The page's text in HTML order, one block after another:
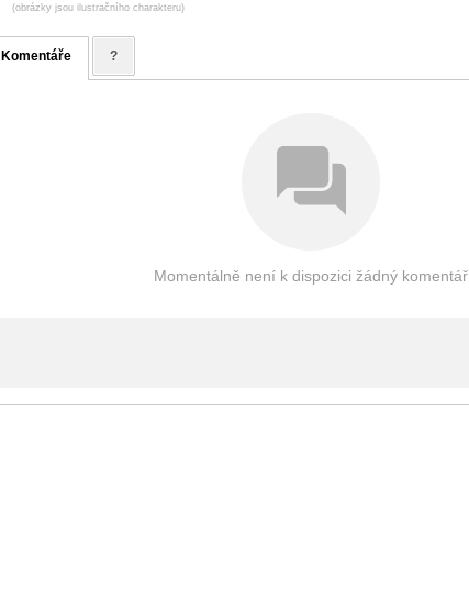
(obrázky jsou ilustračního charakteru)
Komentáře ?
Momentálně není k dispozici žádný komentář